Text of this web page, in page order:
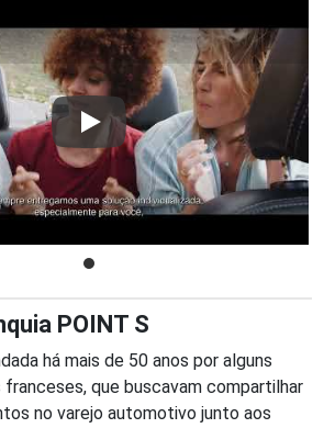
Play
POINT S
há mais de 50 anos por alguns
que buscavam compartilhar
no varejo automotivo junto aos